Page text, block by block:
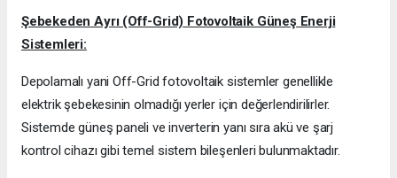
Şebekeden Ayrı (Off-Grid) Fotovoltaik Güneş Enerji
Sistemleri:
Depolamalı yani Off-Grid fotovoltaik sistemler genellikle
elektrik şebekesinin olmadığı yerler için değerlendirilirler.
Sistemde güneş paneli ve inverterin yanı sıra akü ve şarj
kontrol cihazı gibi temel sistem bileşenleri bulunmaktadır.